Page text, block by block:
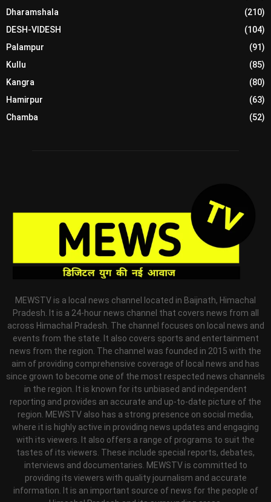
Dharamshala
(210)
DESH-VIDESH
(104)
Palampur
(91)
Kullu
(85)
Kangra
(80)
Hamirpur
(63)
Chamba
(52)
MEWSTV is a local news channel located in Baijnath, Himachal
Pradesh. It is a 24-hour news channel that covers news from all
across Himachal Pradesh. The channel focuses on local news and
events from the state. It also covers sports and entertainment
news from the region. The channel was founded in 2015 with the
aim of providing comprehensive coverage of local news and has
since grown to become one of the most respected news channels
in the region. It is known for its unbiased and independent
reporting and provides an accurate and up-to-date picture of the
region. MEWSTV also has a strong presence on social media,
where it is highly active in providing news updates and engaging
with its viewers. It also offers a range of programs to suit the
tastes of its viewers. These include special reports, debates,
interviews and documentaries. MEWSTV is committed to
providing its viewers with quality journalism and accurate
information. It is an important source of news for the people of